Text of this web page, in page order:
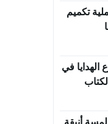
تكميم
الهدايا في